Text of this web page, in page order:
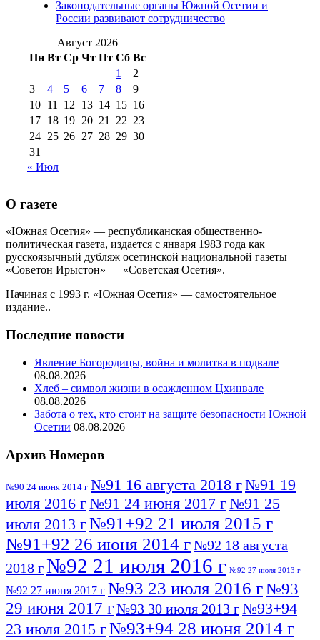
августа 2012 г(14) №98+99 11 июля
2017 г(9)
№99 4 августа
2016 г(12) №99 8 июля 2014 г
августа 2012 г(11)
августа 2013 г
(12)
Законодательные органы Южной Осетии и
России развивают сотрудничество
Август 2026
Пн Вт Ср Чт Пт Сб Вс
1
2
3
4 5 6 7 8
9
10 11 12 13 14 15 16
17 18 19 20 21 22 23
24 25 26 27 28 29 30
31
« Июл
О газете
«Южная Осетия» — республиканская общественно-
политическая газета, издается с января 1983 года как
русскоязычный дубляж осетинской национальной газеты
«Советон Ирыстон» — «Советская Осетия».
Начиная с 1993 г. «Южная Осетия» — самостоятельное
издание..
Последние новости
Явление Богородицы, война и молитва в подвале
08.08.2026
Хлеб – символ жизни в осажденном Цхинвале
08.08.2026
Забота о тех, кто стоит на защите безопасности Южной
Осетии 08.08.2026
Архив Номеров
№90 24 июня 2014 г №91 16 августа 2018 г№91 19
июля 2016 г№91 24 июня 2017 г№91 25
июля 2013 г№91+92 21 июля 2015 г
№91+92 26 июня 2014 г№92 18 августа
2018 г№92 21 июля 2016 г №92 27 июля 2013 г
№92 27 июня 2017 г №93 23 июля 2016 г№93
29 июня 2017 г№93 30 июля 2013 г№93+94
23 июля 2015 г№93+94 28 июня 2014 г